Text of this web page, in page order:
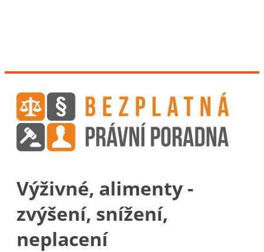
Výživné, alimenty -
zvýšení, snížení,
neplacení